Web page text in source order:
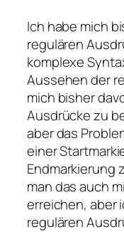
Ich habe mich
regulären
komplexe
Aussehen der
mich bisher
Ausdrücke zu
aber das
einer
Endmarkierung
man das auch
erreichen, aber
regulären